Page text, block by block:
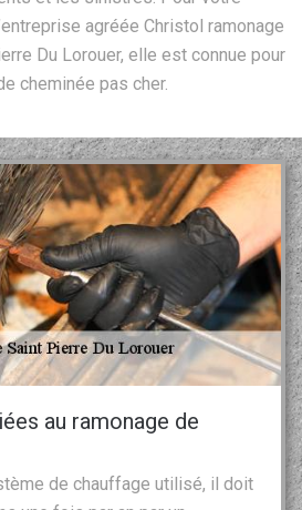
agréée Christol ramonage
Du Lorouer, elle est connue pour
cheminée pas cher.
au ramonage de
de chauffage utilisé, il doit